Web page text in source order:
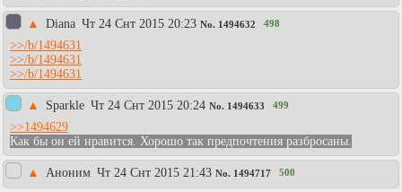
▲ Diаna Чт 24 Снт 2015 20:23 No. 1494632 498
>>/b/1494631
>>/b/1494631
>>/b/1494631
▲ Sparkle Чт 24 Снт 2015 20:24 No. 1494633 499
>>1494629
Как бы он ей нравится. Хорошо так предпочтения разбросаны.
▲ Аноним Чт 24 Снт 2015 21:43 No. 1494717 500